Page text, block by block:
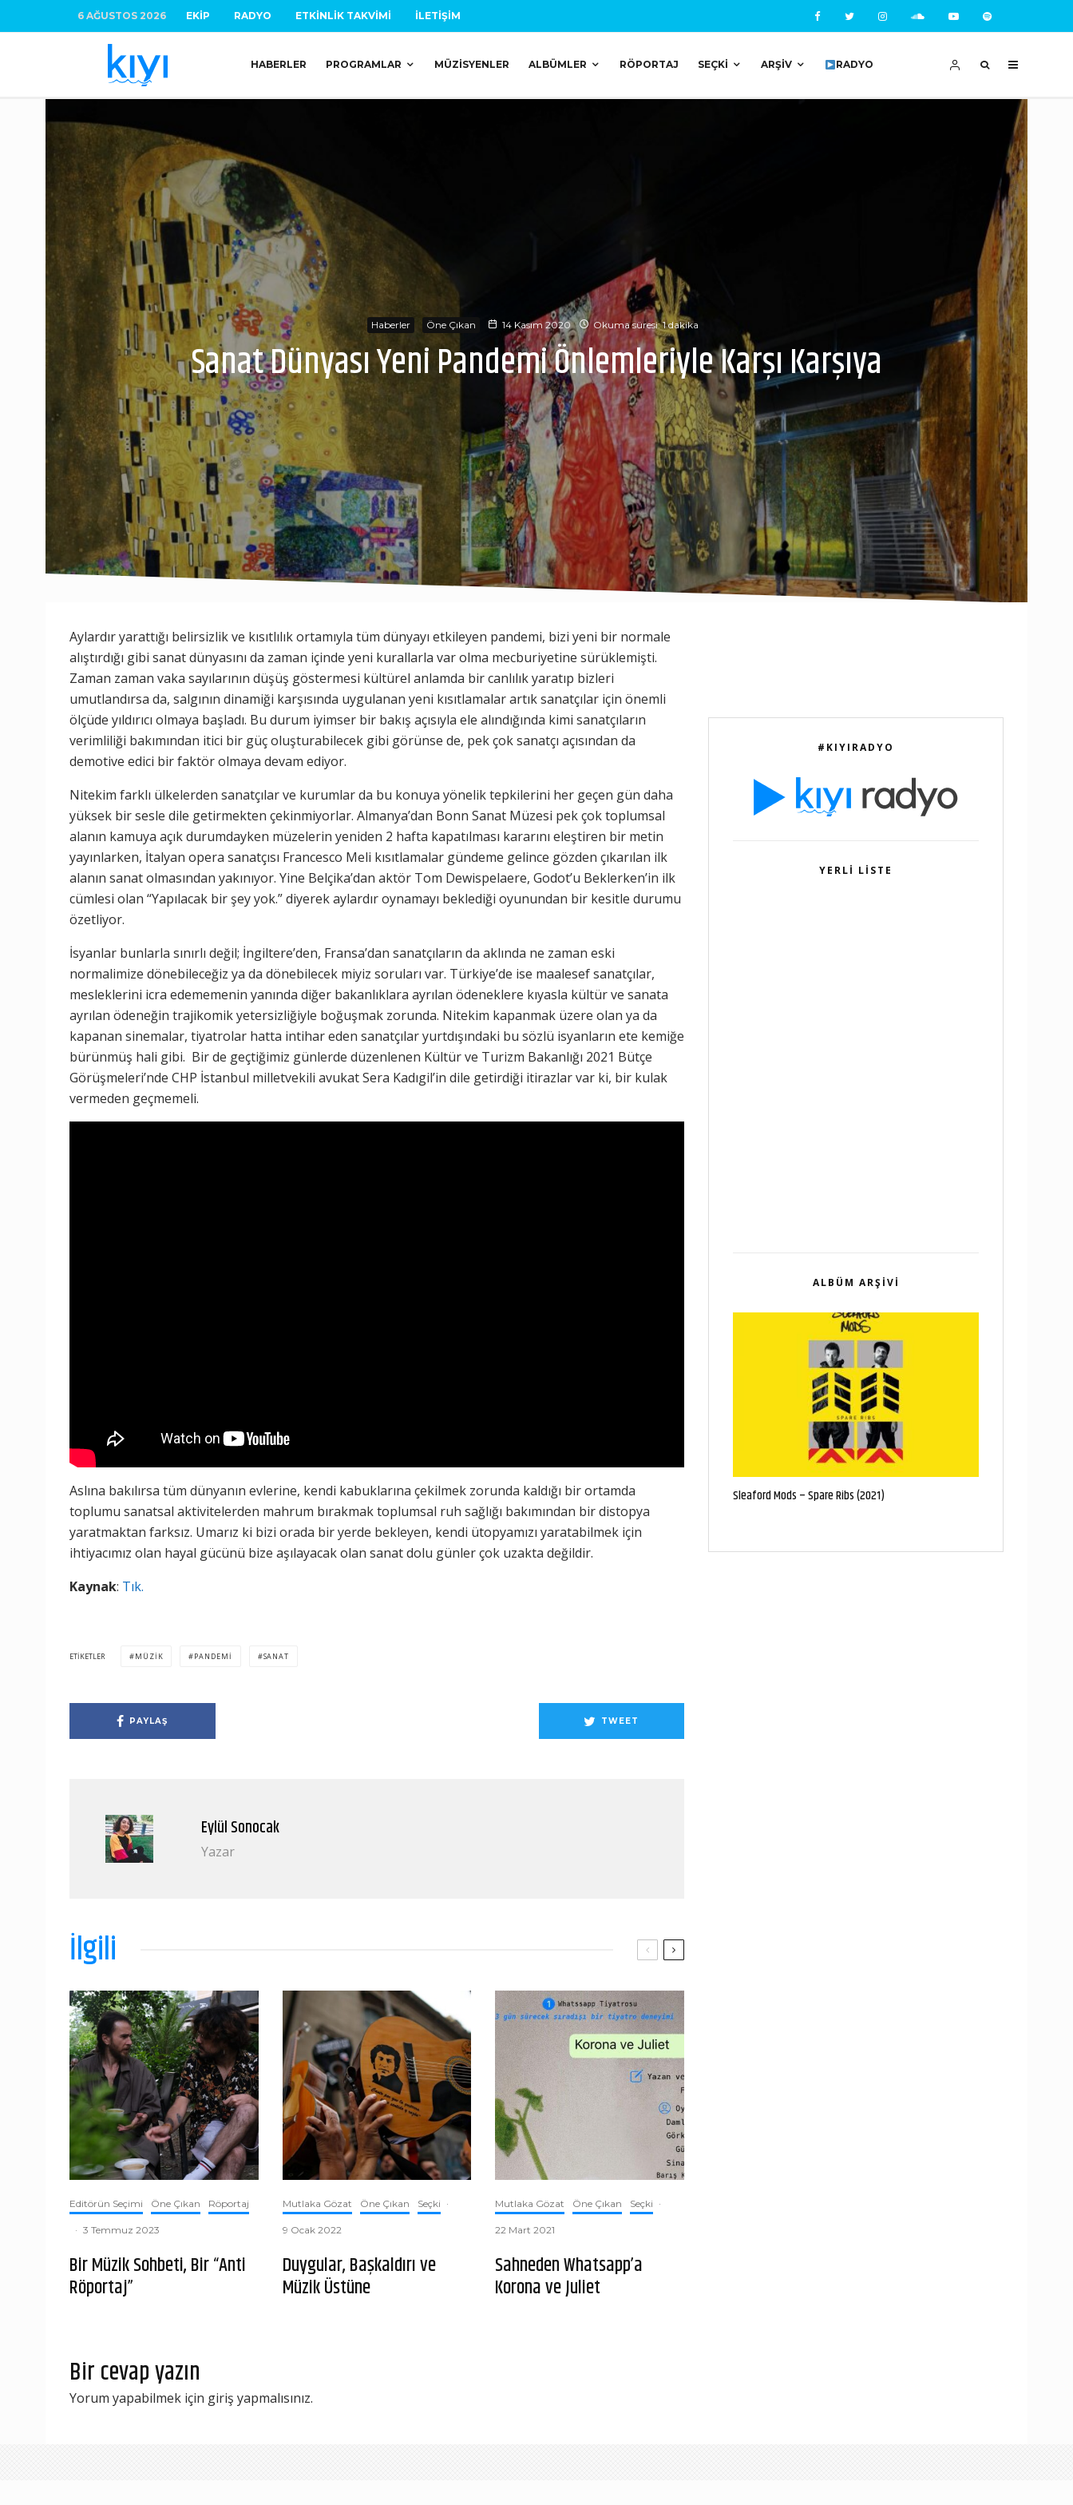
6 AĞUSTOS 2026 EKIP RADYO ETKINLIK TAKVIMI İLETIŞIM
HABERLER PROGRAMLAR MÜZISYENLER ALBÜMLER RÖPORTAJ SEÇKI ARŞIV RADYO
Haberler Öne Çıkan 14 Kasım 2020 Okuma süresi: 1 dakika
Sanat Dünyası Yeni Pandemi Önlemleriyle Karşı Karşıya
Aylardır yarattığı belirsizlik ve kısıtlılık ortamıyla tüm dünyayı etkileyen pandemi, bizi yeni bir normale
alıştırdığı gibi sanat dünyasını da zaman içinde yeni kurallarla var olma mecburiyetine sürüklemişti.
Zaman zaman vaka sayılarının düşüş göstermesi kültürel anlamda bir canlılık yaratıp bizleri
umutlandırsa da, salgının dinamiği karşısında uygulanan yeni kısıtlamalar artık sanatçılar için önemli
ölçüde yıldırıcı olmaya başladı. Bu durum iyimser bir bakış açısıyla ele alındığında kimi sanatçıların
verimliliği bakımından itici bir güç oluşturabilecek gibi görünse de, pek çok sanatçı açısından da
demotive edici bir faktör olmaya devam ediyor.
Nitekim farklı ülkelerden sanatçılar ve kurumlar da bu konuya yönelik tepkilerini her geçen gün daha
yüksek bir sesle dile getirmekten çekinmiyorlar. Almanya’dan Bonn Sanat Müzesi pek çok toplumsal
alanın kamuya açık durumdayken müzelerin yeniden 2 hafta kapatılması kararını eleştiren bir metin
yayınlarken, İtalyan opera sanatçısı Francesco Meli kısıtlamalar gündeme gelince gözden çıkarılan ilk
alanın sanat olmasından yakınıyor. Yine Belçika’dan aktör Tom Dewispelaere, Godot’u Beklerken’in ilk
cümlesi olan “Yapılacak bir şey yok.” diyerek aylardır oynamayı beklediği oyunundan bir kesitle durumu
özetliyor.
İsyanlar bunlarla sınırlı değil; İngiltere’den, Fransa’dan sanatçıların da aklında ne zaman eski
normalimize dönebileceğiz ya da dönebilecek miyiz soruları var. Türkiye’de ise maalesef sanatçılar,
mesleklerini icra edememenin yanında diğer bakanlıklara ayrılan ödeneklere kıyasla kültür ve sanata
ayrılan ödeneğin trajikomik yetersizliğiyle boğuşmak zorunda. Nitekim kapanmak üzere olan ya da
kapanan sinemalar, tiyatrolar hatta intihar eden sanatçılar yurtdışındaki bu sözlü isyanların ete kemiğe
bürünmüş hali gibi. Bir de geçtiğimiz günlerde düzenlenen Kültür ve Turizm Bakanlığı 2021 Bütçe
Görüşmeleri’nde CHP İstanbul milletvekili avukat Sera Kadıgil’in dile getirdiği itirazlar var ki, bir kulak
vermeden geçmemeli.
Aslına bakılırsa tüm dünyanın evlerine, kendi kabuklarına çekilmek zorunda kaldığı bir ortamda
toplumu sanatsal aktivitelerden mahrum bırakmak toplumsal ruh sağlığı bakımından bir distopya
yaratmaktan farksız. Umarız ki bizi orada bir yerde bekleyen, kendi ütopyamızı yaratabilmek için
ihtiyacımız olan hayal gücünü bize aşılayacak olan sanat dolu günler çok uzakta değildir.
Kaynak: Tık.
ETIKETLER MÜZIK PANDEMI SANAT
PAYLAŞ TWEET
Eylül Sonocak
Yazar
İlgili
Editörün Seçimi Öne Çıkan Röportaj
· 3 Temmuz 2023
Bir Müzik Sohbeti, Bir “Anti
Röportaj”
Mutlaka Gözat Öne Çıkan Seçki ·
9 Ocak 2022
Duygular, Başkaldırı ve
Müzik Üstüne
Mutlaka Gözat Öne Çıkan Seçki ·
22 Mart 2021
Sahneden Whatsapp’a
Korona ve Juliet
Bir cevap yazın
Yorum yapabilmek için giriş yapmalısınız.
#KIYIRADYO
YERLI LISTE
ALBÜM ARŞIVI
Sleaford Mods – Spare Ribs (2021)